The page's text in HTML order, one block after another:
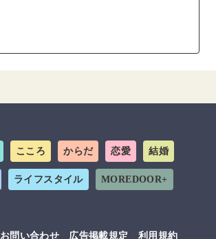
こころ からだ 恋愛 結婚
ライフスタイル MOREDOOR+
お問い合わせ 広告掲載規定 利用規約